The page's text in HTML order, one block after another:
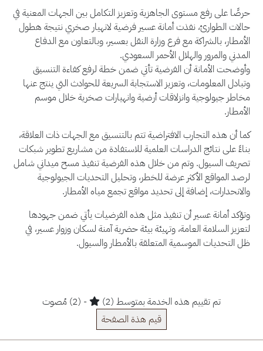
حرصًا على رفع مستوى الجاهزية وتعزيز التكامل بين الجهات المعنية في
حالات الطوارئ، نفذت أمانة عسير فرضية لانهيار صخري نتيجة هطول
الأمطار، بالشراكة مع فرع وزارة النقل بعسير، وبالتعاون مع الدفاع
المدني والمرور والهلال الأحمر السعودي.
وأوضحت الأمانة أن الفرضية تأتي ضمن خطة لرفع كفاءة التنسيق
وتبادل المعلومات، وتعزيز الاستجابة السريعة للحوادث التي ينتج عنها
مخاطر جيولوجية وانزلاقات أرضية وانهيارات صخرية خلال موسم
الأمطار.
كما أن هذه التجارب الافتراضية تتم بالتنسيق مع الجهات ذات العلاقة،
بناءً على نتائج الدراسات العلمية للاستفادة من مشاريع تطوير شبكات
تصريف السيول. وتم من خلال هذه الفرضية تنفيذ مسح ميداني شامل
لرصد المواقع الأكثر عرضة للخطر، وتحليل التحديات الجيولوجية
والانحدارات، إضافة إلى تحديد مواقع تجمع مياه الأمطار.
وتؤكد أمانة عسير أن تنفيذ مثل هذه الفرضيات يأتي ضمن جهودها
لتعزيز السلامة العامة، وتهيئة بيئة حضرية آمنة لسكان وزوار عسير، في
ظل التحديات الموسمية المتعلقة بالأمطار والسيول.
تم تقييم هذه الخدمة بمتوسط (2)
- (2) مُصوت
قيم هذة الصفحة